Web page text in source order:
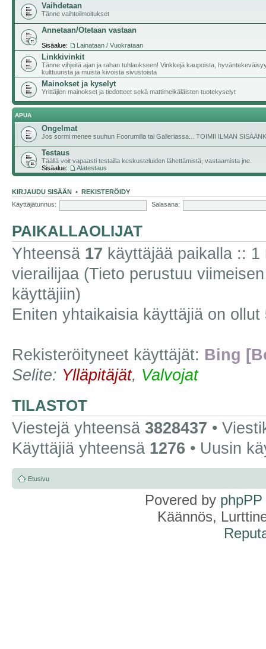
Vaihdetaan
Tänne vaihtoilmoitukset
Annetaan/Otetaan vastaan
Sisäalue: Lainataan / Vuokrataan
Linkkivinkit
Tänne vihjeitä ajan ja rahan tuhlaukseen! Vinkkejä kaupoista,
kulttuurista ja muista kivoista sivustoista
Mainokset ja kyselyt
Yrittäjien mainokset ja tiedotteet sekä mattimeikäläisten tuotekyselyt
APUA
Ongelmat
Jos sormi menee suuhun Foorumilla tai Galleriassa... TOIMII ILMAN
Testaus
Täällä voit vapaasti testailla keskusteluiden lähettämistä, vastaamista jne.
Sisäalue:
Alatestaus
KIRJAUDU SISÄÄN • REKISTERÖIDY
Käyttäjätunnus:
Salasana:
PAIKALLAOLIJAT
Yhteensä 17 käyttäjää paikalla ::
vierailijaa (Tieto perustuu
käyttäjiin)
Eniten yhtaikaisia käyttäjiä on ollut
Rekisteröityneet käyttäjät: Bing
Selite: Ylläpitäjät, Valvojat
TILASTOT
Viestejä yhteensä 3828437 •
Käyttäjiä yhteensä 1276 • Uusin
Etusivu
Povered by phpPP
Käännös,